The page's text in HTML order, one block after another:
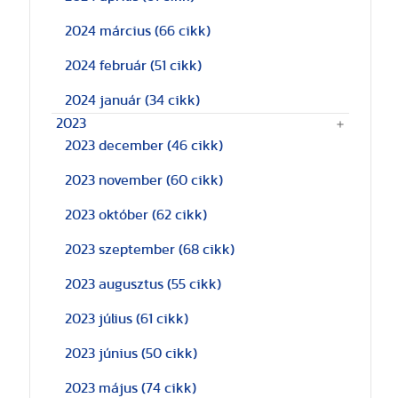
2024 március (66 cikk)
2024 február (51 cikk)
2024 január (34 cikk)
2023
2023 december (46 cikk)
2023 november (60 cikk)
2023 október (62 cikk)
2023 szeptember (68 cikk)
2023 augusztus (55 cikk)
2023 július (61 cikk)
2023 június (50 cikk)
2023 május (74 cikk)